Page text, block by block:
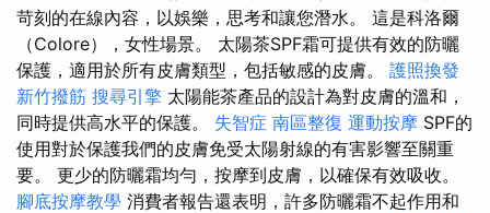
苛刻的在線內容，以娛樂，思考和讓您潛水。 這是科洛爾
（Colore），女性場景。 太陽茶SPF霜可提供有效的防曬
保護，適用於所有皮膚類型，包括敏感的皮膚。 護照換發
新竹撥筋 搜尋引擎 太陽能茶產品的設計為對皮膚的溫和，
同時提供高水平的保護。 失智症 南區整復 運動按摩 SPF的
使用對於保護我們的皮膚免受太陽射線的有害影響至關重
要。 更少的防曬霜均勻，按摩到皮膚，以確保有效吸收。
腳底按摩教學 消費者報告還表明，許多防曬霜不起作用和